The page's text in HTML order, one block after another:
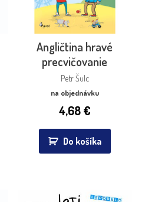
Angličtina hravé
precvičovanie
Petr Šulc
na objednávku
4,68€
Do košíka